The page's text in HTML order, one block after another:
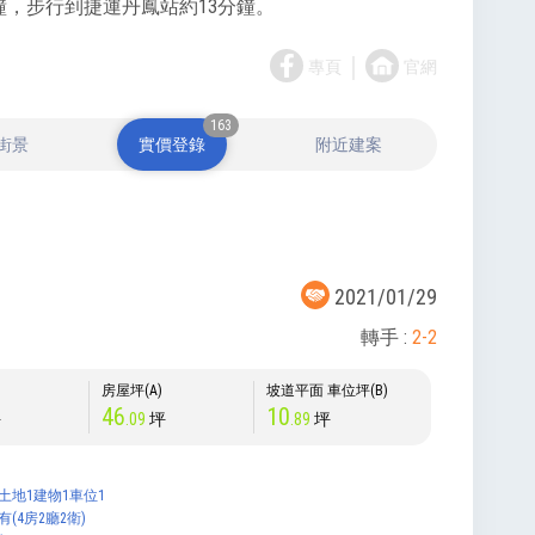
步行到捷運丹鳳站約13分鐘。
專頁 官網
景 實價登錄
163
附近建案
2021/01/29
轉手 : 2-2
房屋坪(A)
46 .09 坪
坡道平面 車位坪(B)
10 .89 坪
地1建物1車位1
(4房2廳2衛)